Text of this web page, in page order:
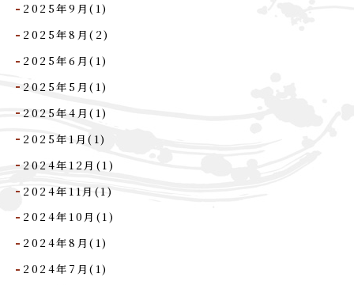
2025年9月(1)
2025年8月(2)
2025年6月(1)
2025年5月(1)
2025年4月(1)
2025年1月(1)
2024年12月(1)
2024年11月(1)
2024年10月(1)
2024年8月(1)
2024年7月(1)